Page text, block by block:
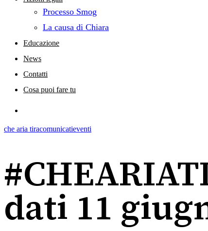
Processo Smog
La causa di Chiara
Educazione
News
Contatti
Cosa puoi fare tu
che aria tiracomunicatieventi
dati 11